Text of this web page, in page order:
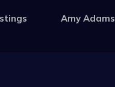
Amy Adams